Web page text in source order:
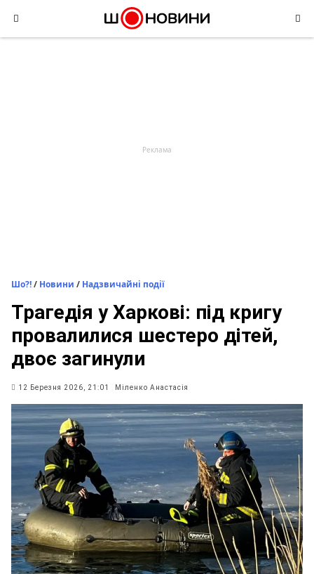
content
Шо?!/ Новини / Надзвичайні події
Трагедія у Харкові: під кригу
провалилися шестеро дітей,
двоє загинули
12 Березня 2026, 21:01 Міленко Анастасія